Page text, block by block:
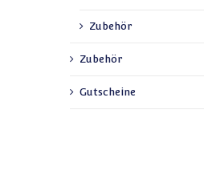
Zubehör
Zubehör
Gutscheine